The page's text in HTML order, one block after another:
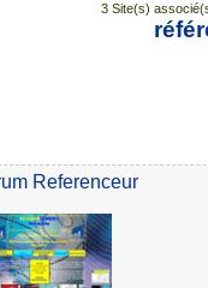
3 Site(s)
Referenceur